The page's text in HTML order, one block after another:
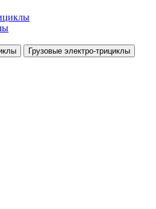
Грузовые электро‑трициклы